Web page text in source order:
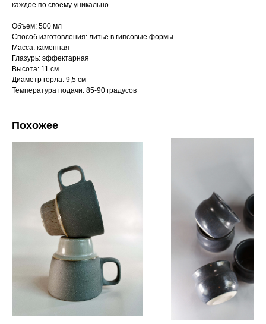
каждое по своему уникально.
Объем: 500 мл
Способ изготовления: литье в гипсовые формы
Масса: каменная
Глазурь: эффектарная
Высота: 11 см
Диаметр горла: 9,5 см
Температура подачи: 85-90 градусов
Похожее